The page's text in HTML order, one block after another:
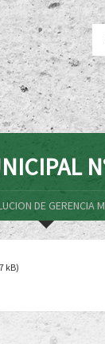
DE GERENCIA
kB)